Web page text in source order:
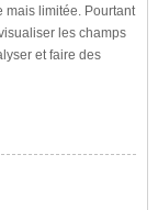
mais limitée. Pourtant
les champs
et faire des